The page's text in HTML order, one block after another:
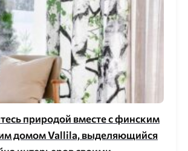
природой вместе с финским
домом Vallila, выделяющийся